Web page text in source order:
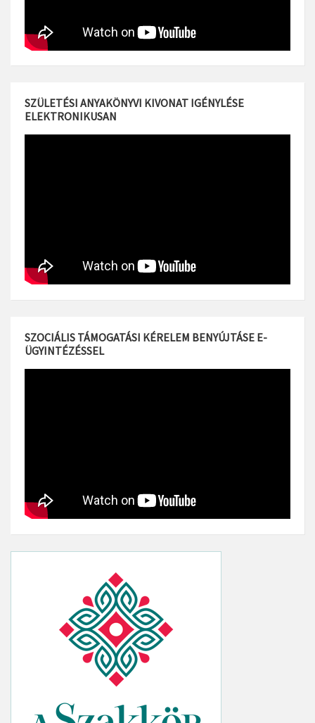
SZÜLETÉSI ANYAKÖNYVI KIVONAT IGÉNYLÉSE
ELEKTRONIKUSAN
SZOCIÁLIS TÁMOGATÁSI KÉRELEM BENYÚJTÁSE E-
ÜGYINTÉZÉSSEL